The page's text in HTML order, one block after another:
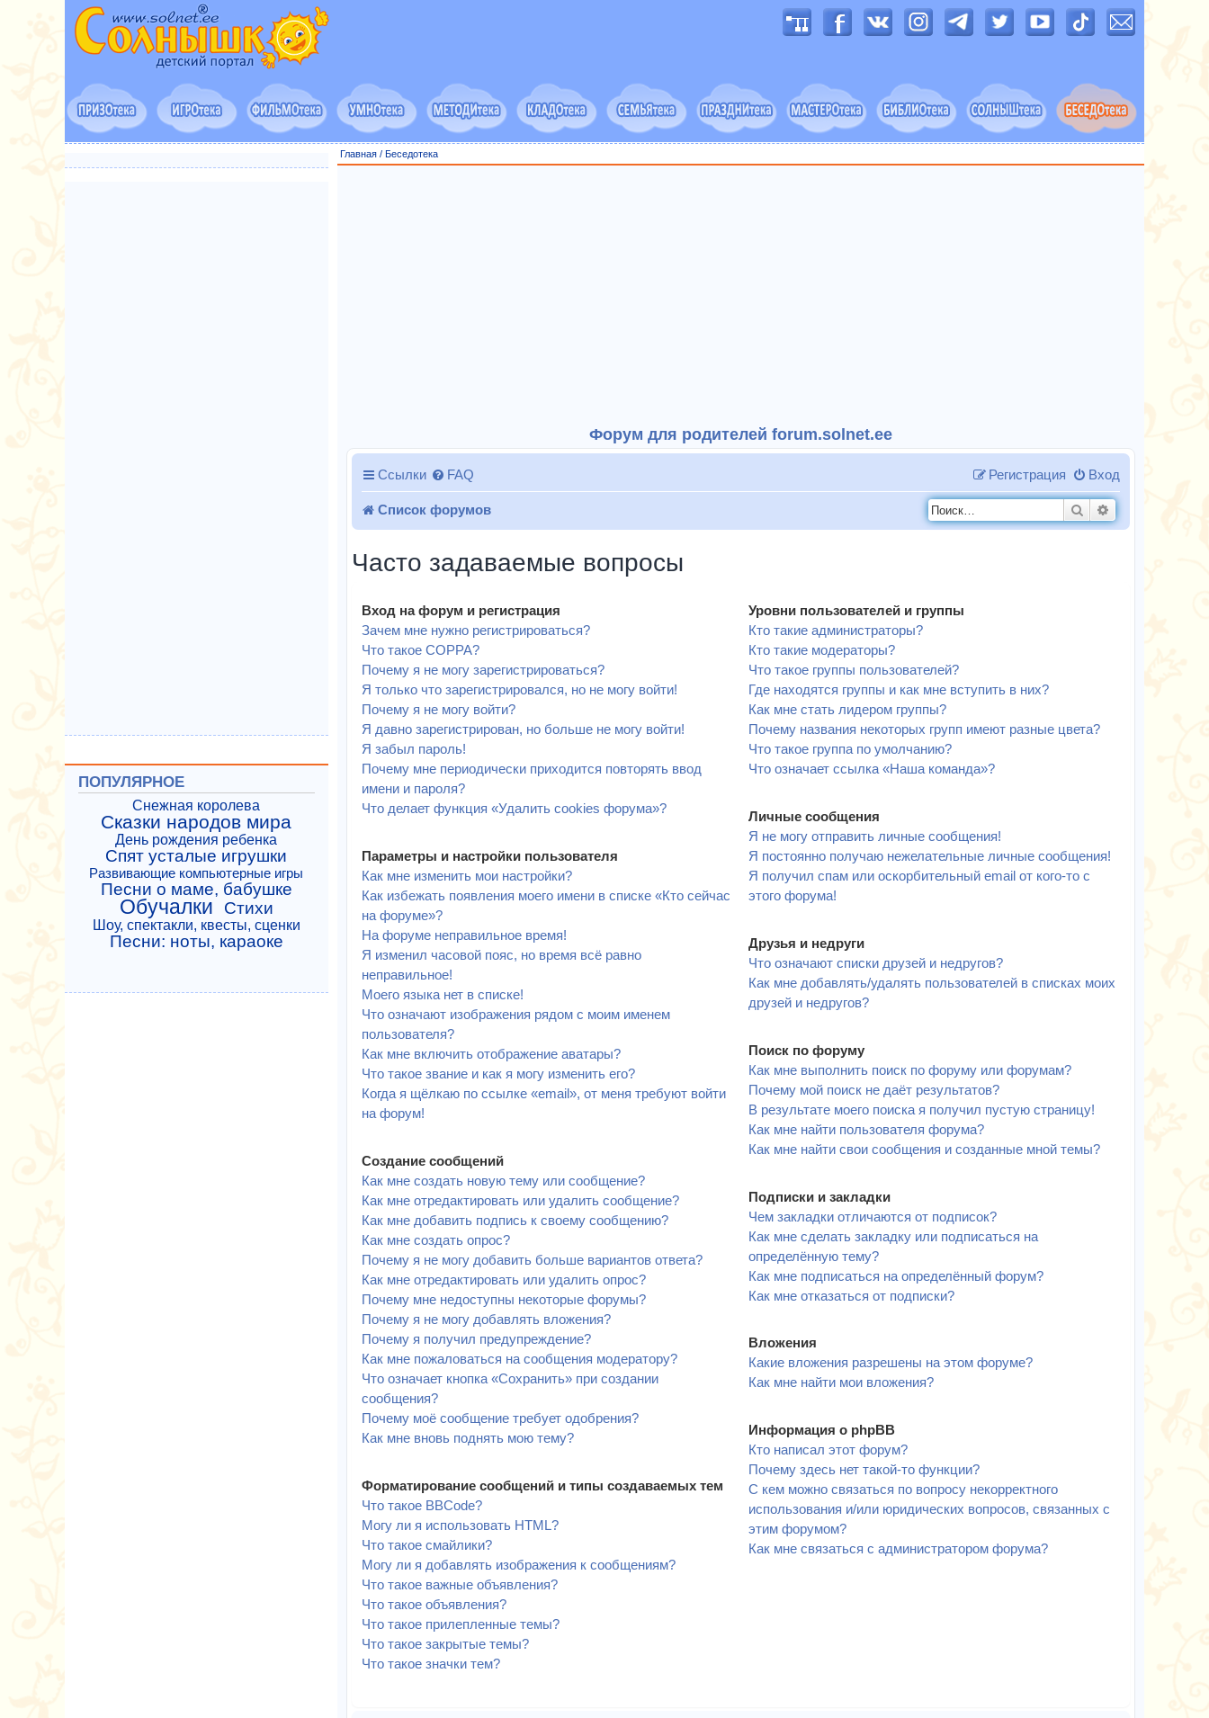
Главная/ Беседотека
Форум для родителей forum.solnet.ee
Ссылки FAQ Вход
Регистрация
Список форумов Поиск
Часто задаваемые вопросы
Вход на форум и регистрация
Зачем мне нужно регистрироваться?
Что такое COPPA?
Почему я не могу зарегистрироваться?
Я только что зарегистрировался, но не могу войти!
Почему я не могу войти?
Я давно зарегистрирован, но больше не могу войти!
Я забыл пароль!
Почему мне периодически приходится повторять ввод
имени и пароля?
Что делает функция «Удалить cookies форума»?
Параметры и настройки пользователя
Как мне изменить мои настройки?
Как избежать появления моего имени в списке «Кто сейчас
на форуме»?
На форуме неправильное время!
Я изменил часовой пояс, но время всё равно
неправильное!
Моего языка нет в списке!
Что означают изображения рядом с моим именем
пользователя?
Как мне включить отображение аватары?
Что такое звание и как я могу изменить его?
Когда я щёлкаю по ссылке «email», от меня требуют войти
на форум!
Создание сообщений
Как мне создать новую тему или сообщение?
Как мне отредактировать или удалить сообщение?
Как мне добавить подпись к своему сообщению?
Как мне создать опрос?
Почему я не могу добавить больше вариантов ответа?
Как мне отредактировать или удалить опрос?
Почему мне недоступны некоторые форумы?
Почему я не могу добавлять вложения?
Почему я получил предупреждение?
Как мне пожаловаться на сообщения модератору?
Что означает кнопка «Сохранить» при создании
сообщения?
Почему моё сообщение требует одобрения?
Как мне вновь поднять мою тему?
Форматирование сообщений и типы создаваемых тем
Что такое BBCode?
Могу ли я использовать HTML?
Что такое смайлики?
Могу ли я добавлять изображения к сообщениям?
Что такое важные объявления?
Что такое объявления?
Что такое прилепленные темы?
Что такое закрытые темы?
Что такое значки тем?
Уровни пользователей и группы
Кто такие администраторы?
Кто такие модераторы?
Что такое группы пользователей?
Где находятся группы и как мне вступить в них?
Как мне стать лидером группы?
Почему названия некоторых групп имеют разные цвета?
Что такое группа по умолчанию?
Что означает ссылка «Наша команда»?
Личные сообщения
Я не могу отправить личные сообщения!
Я постоянно получаю нежелательные личные сообщения!
Я получил спам или оскорбительный email от кого-то с
этого форума!
Друзья и недруги
Что означают списки друзей и недругов?
Как мне добавлять/удалять пользователей в списках моих
друзей и недругов?
Поиск по форуму
Как мне выполнить поиск по форуму или форумам?
Почему мой поиск не даёт результатов?
В результате моего поиска я получил пустую страницу!
Как мне найти пользователя форума?
Как мне найти свои сообщения и созданные мной темы?
Подписки и закладки
Чем закладки отличаются от подписок?
Как мне сделать закладку или подписаться на
определённую тему?
Как мне подписаться на определённый форум?
Как мне отказаться от подписки?
Вложения
Какие вложения разрешены на этом форуме?
Как мне найти мои вложения?
Информация о phpBB
Кто написал этот форум?
Почему здесь нет такой-то функции?
С кем можно связаться по вопросу некорректного
использования и/или юридических вопросов, связанных с
этим форумом?
Как мне связаться с администратором форума?
ПОПУЛЯРНОЕ
Снежная королева
Сказки народов мира
День рождения ребенка
Спят усталые игрушки
Развивающие компьютерные игры
Песни о маме, бабушке
Обучалки Стихи
Шоу, спектакли, квесты, сценки
Песни: ноты, караоке